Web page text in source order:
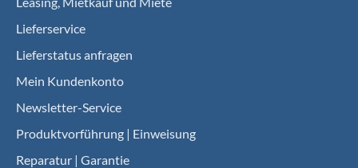
Lieferservice
Lieferstatus anfragen
Mein Kundenkonto
Newsletter-Service
Produktvorführung | Einweisung
Reparatur | Garantie